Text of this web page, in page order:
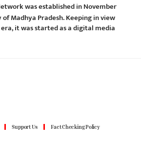
was established in November
Madhya Pradesh. Keeping in view
it was started as a digital media
Support Us Fact Checking Policy